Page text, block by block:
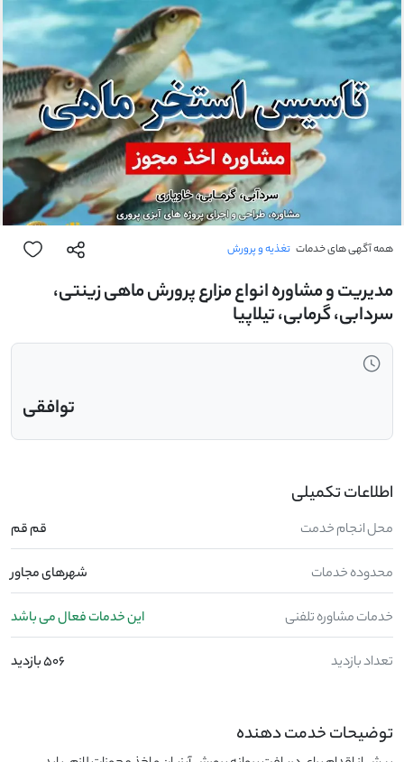
همه آگهی های خدمات تغذیه و پرورش
مدیریت و مشاوره انواع مزارع پرورش ماهی زینتی،
سردابی، گرمابی، تیلاپیا
توافقی
اطلاعات تکمیلی
محل انجام خدمت قم قم
محدوده خدمات شهرهای مجاور
خدمات مشاوره تلفنی این خدمات فعال می باشد
تعداد بازدید 506 بازدید
توضیحات خدمت دهنده